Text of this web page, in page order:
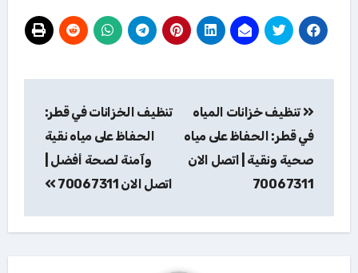
المقالات
تنظيف خزانات المياه
في قطر: الحفاظ على مياه
صحية ونقية | اتصل الان
70067311
تنظيف الخزانات في قطر:
الحفاظ على مياه نقية
وآمنة لصحة أفضل |
اتصل الان 70067311